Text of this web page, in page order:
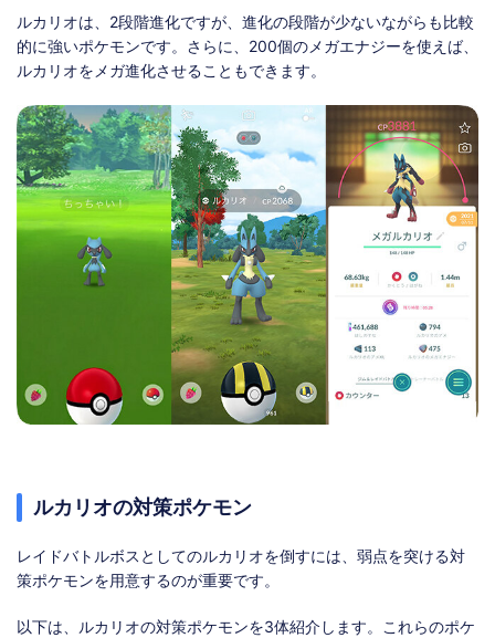
ルカリオは、2段階進化ですが、進化の段階が少ないながらも比較
的に強いポケモンです。さらに、200個のメガエナジーを使えば、
ルカリオをメガ進化させることもできます。
ルカリオの対策ポケモン
レイドバトルボスとしてのルカリオを倒すには、弱点を突ける対
策ポケモンを用意するのが重要です。
以下は、ルカリオの対策ポケモンを3体紹介します。これらのポケ